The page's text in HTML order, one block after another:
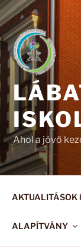
Ahol a jövő
AKTUALITÁSOK
ALAPÍTVÁNY